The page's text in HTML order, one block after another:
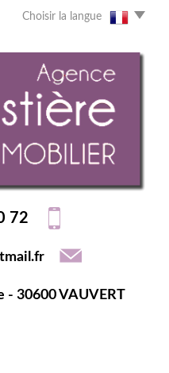
Choisir la langue
72
- 30600 VAUVERT